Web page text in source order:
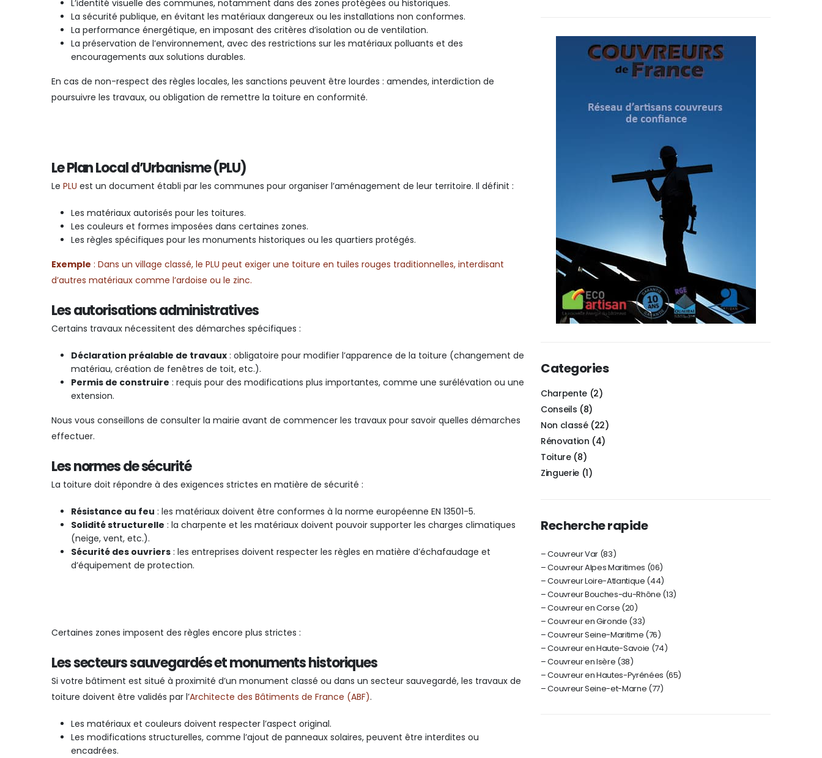
L’identité visuelle des communes, notamment dans des zones protégées ou historiques.
La sécurité publique, en évitant les matériaux dangereux ou les installations non conformes.
La performance énergétique, en imposant des critères d’isolation ou de ventilation.
La préservation de l’environnement, avec des restrictions sur les matériaux polluants et des
encouragements aux solutions durables.
En cas de non-respect des règles locales, les sanctions peuvent être lourdes : amendes, interdiction de
poursuivre les travaux, ou obligation de remettre la toiture en conformité.
Le Plan Local d’Urbanisme (PLU)
Le PLU est un document établi par les communes pour organiser l’aménagement de leur territoire. Il définit :
Les matériaux autorisés pour les toitures.
Les couleurs et formes imposées dans certaines zones.
Les règles spécifiques pour les monuments historiques ou les quartiers protégés.
Exemple : Dans un village classé, le PLU peut exiger une toiture en tuiles rouges traditionnelles, interdisant
d’autres matériaux comme l’ardoise ou le zinc.
Les autorisations administratives
Certains travaux nécessitent des démarches spécifiques :
Déclaration préalable de travaux : obligatoire pour modifier l’apparence de la toiture (changement de
matériau, création de fenêtres de toit, etc.).
Permis de construire : requis pour des modifications plus importantes, comme une surélévation ou une
extension.
Nous vous conseillons de consulter la mairie avant de commencer les travaux pour savoir quelles démarches
effectuer.
Les normes de sécurité
La toiture doit répondre à des exigences strictes en matière de sécurité :
Résistance au feu : les matériaux doivent être conformes à la norme européenne EN 13501-5.
Solidité structurelle : la charpente et les matériaux doivent pouvoir supporter les charges climatiques
(neige, vent, etc.).
Sécurité des ouvriers : les entreprises doivent respecter les règles en matière d’échafaudage et
d’équipement de protection.
Certaines zones imposent des règles encore plus strictes :
Les secteurs sauvegardés et monuments historiques
Si votre bâtiment est situé à proximité d’un monument classé ou dans un secteur sauvegardé, les travaux de
toiture doivent être validés par l’Architecte des Bâtiments de France (ABF).
Les matériaux et couleurs doivent respecter l’aspect original.
Les modifications structurelles, comme l’ajout de panneaux solaires, peuvent être interdites ou
encadrées.
Categories
Charpente(2)
Conseils (8)
Non classé(22)
Rénovation (4)
Toiture(8)
Zinguerie(1)
Recherche rapide
–Couvreur Var (83)
– Couvreur Alpes Maritimes (06)
–Couvreur Loire-Atlantique (44)
–Couvreur Bouches-du-Rhône (13)
–Couvreur en Corse (20)
–Couvreur en Gironde (33)
–Couvreur Seine-Maritime (76)
–Couvreur en Haute-Savoie (74)
–Couvreur en Isère (38)
–Couvreur en Hautes-Pyrénées (65)
–Couvreur Seine-et-Marne (77)